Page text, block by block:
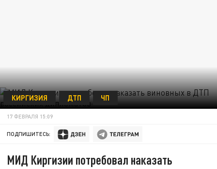
КИРГИЗИЯ ДТП ЧП
17 ФЕВРАЛЯ 15:09
ПОДПИШИТЕСЬ:
МИД Киргизии потребовал наказать